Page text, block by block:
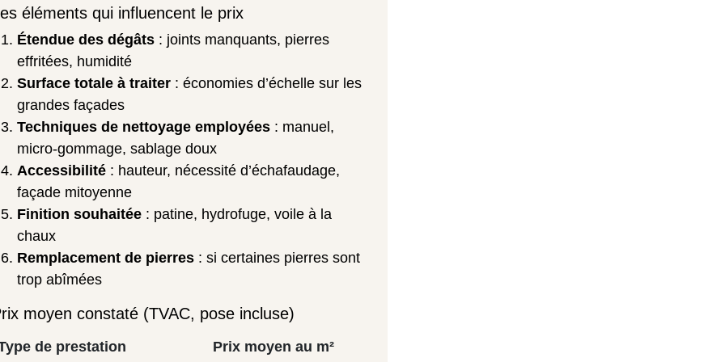
éléments qui influencent le prix
Étendue des dégâts : joints manquants, pierres
effritées, humidité
Surface totale à traiter : économies d’échelle sur les
grandes façades
Techniques de nettoyage employées : manuel,
micro-gommage, sablage doux
Accessibilité : hauteur, nécessité d’échafaudage,
façade mitoyenne
Finition souhaitée : patine, hydrofuge, voile à la
chaux
Remplacement de pierres : si certaines pierres sont
trop abîmées
moyen constaté (TVAC, pose incluse)
de prestation Prix moyen au m²